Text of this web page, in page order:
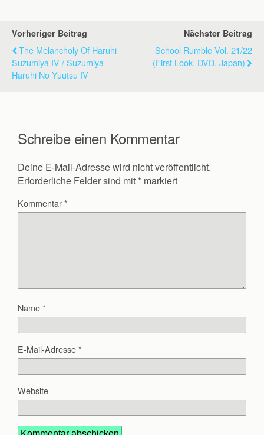
Vorheriger Beitrag
The Melancholy Of Haruhi
Suzumiya IV / Suzumiya
Haruhi No Yuutsu IV
Nächster Beitrag
School Rumble Vol. 21/22
(First Look, DVD, Japan)
Schreibe einen Kommentar
Deine E-Mail-Adresse wird nicht veröffentlicht.
Erforderliche Felder sind mit * markiert
Kommentar*
Name*
E-Mail-Adresse*
Website